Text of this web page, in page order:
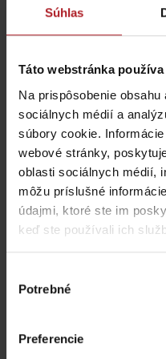
Súhlas
Táto webstránka
Na prispôsobenie
sociálnych médií a
súbory cookie.
webové stránky,
oblasti sociálnych médií,
môžu príslušné
údajmi, ktoré ste im
keď ste používali ich
súhlasu
Potrebné
Preferencie
Jánošíkova koliba
Liptovská Osada
Koliba Liptov GOTHAL